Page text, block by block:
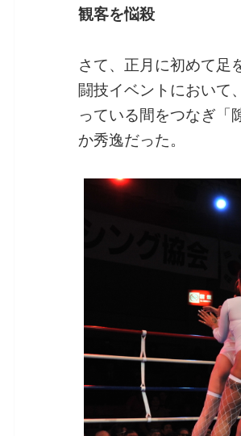
観客を悩殺
さて、正月に初めて足
闘技イベントにおいて
っている間をつなぎ「
か秀逸だった。